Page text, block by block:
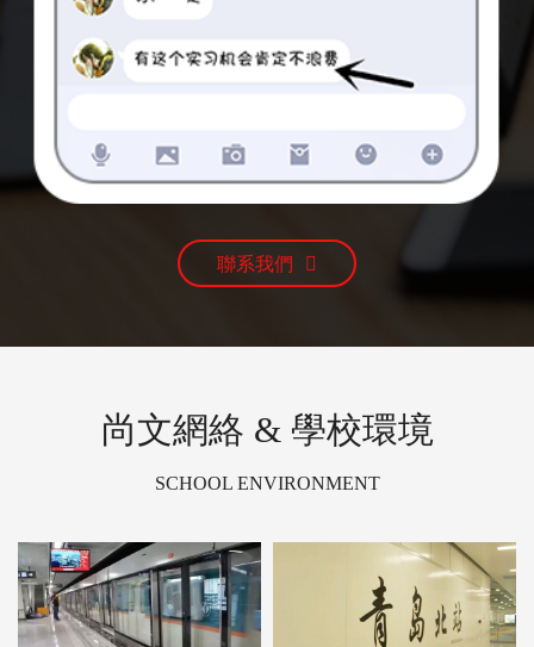
聯系我們
尚文網絡 & 學校環境
SCHOOL ENVIRONMENT